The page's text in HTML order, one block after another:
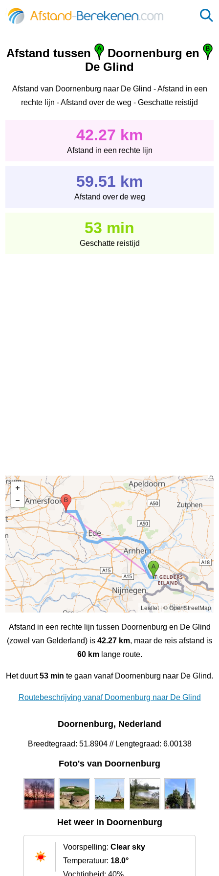
Afstand tussen
Doornenburg en
De Glind
Afstand van Doornenburg naar De Glind - Afstand in een
rechte lijn - Afstand over de weg - Geschatte reistijd
42.27 km
Afstand in een rechte lijn
59.51 km
Afstand over de weg
53 min
Geschatte reistijd
Leaflet|© OpenStreetMap
Afstand in een rechte lijn tussen Doornenburg en De Glind
(zowel van Gelderland) is 42.27 km, maar de reis afstand is
60 kmlange route.
Het duurt53 min te gaan vanaf Doornenburg naar De Glind.
Routebeschrijving vanaf Doornenburg naar De Glind
Doornenburg, Nederland
Breedtegraad: 51.8904 // Lengtegraad: 6.00138
Foto's van Doornenburg
Het weer in Doornenburg
Voorspelling: Clear sky
Temperatuur: 18.0°